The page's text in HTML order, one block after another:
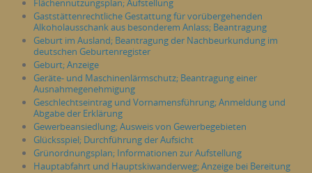
Flächennutzungsplan; Aufstellung
Gaststättenrechtliche Gestattung für vorübergehenden
Alkoholausschank aus besonderem Anlass; Beantragung
Geburt im Ausland; Beantragung der Nachbeurkundung im
deutschen Geburtenregister
Geburt; Anzeige
Geräte- und Maschinenlärmschutz; Beantragung einer
Ausnahmegenehmigung
Geschlechtseintrag und Vornamensführung; Anmeldung und
Abgabe der Erklärung
Gewerbeansiedlung; Ausweis von Gewerbegebieten
Glücksspiel; Durchführung der Aufsicht
Grünordnungsplan; Informationen zur Aufstellung
Hauptabfahrt und Hauptskiwanderweg; Anzeige bei Bereitung